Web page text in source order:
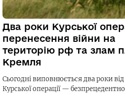
Два роки Курської
перенесення війни на
територію рф та злам
Кремля
Сьогодні виповнюється два роки
Курської операції —